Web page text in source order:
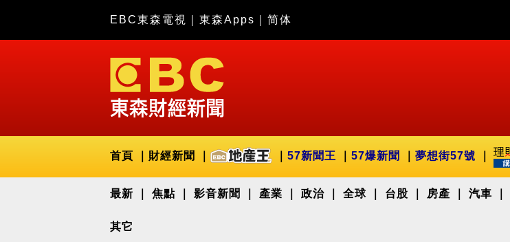
EBC東森電視 東森Apps 简体
首頁 財經新聞 57新聞王 57爆新聞 夢想街57號
最新 焦點 影音新聞 產業 政治 全球 台股 房產 汽車
其它